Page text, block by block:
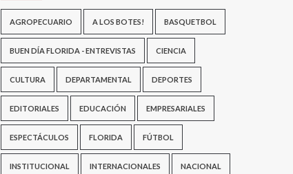
AGROPECUARIO A LOS BOTES! BASQUETBOL
BUEN DÍA FLORIDA - ENTREVISTAS CIENCIA
CULTURA DEPARTAMENTAL DEPORTES
EDITORIALES EDUCACIÓN EMPRESARIALES
ESPECTÁCULOS FLORIDA FÚTBOL
INSTITUCIONAL INTERNACIONALES NACIONAL